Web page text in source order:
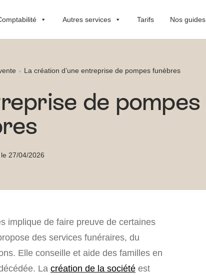
Autres services Tarifs Nos guides
La création d’une entreprise de pompes funèbres
de pompes
27/04/2026
implique de faire preuve de certaines
des services funéraires, du
Elle conseille et aide des familles en
La création de la société est